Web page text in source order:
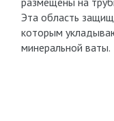
Эта область
которым
минеральной ваты.